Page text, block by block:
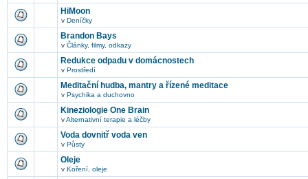
HiMoon
v Deníčky
Brandon Bays
v Články, filmy, odkazy
Redukce odpadu v domácnostech
v Prostředí
Meditační hudba, mantry a řízené meditace
v Psychika a duchovno
Kineziologie One Brain
vAlternativní terapie a léčby
Voda dovnitř voda ven
v Půsty
Oleje
v Koření, oleje